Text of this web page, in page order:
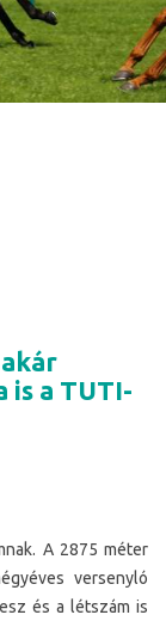
is a TUTI-
A 2875 méter
versenyló
és a létszám is